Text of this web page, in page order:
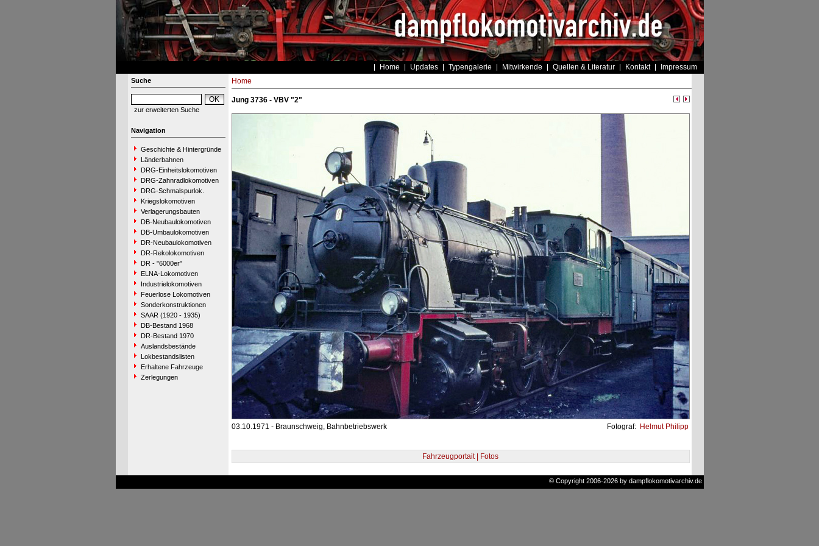
Home Updates Typengalerie Mitwirkende Quellen & Literatur Kontakt Impressum
Suche
zur erweiterten Suche
Navigation
Geschichte & Hintergründe
Länderbahnen
DRG-Einheitslokomotiven
DRG-Zahnradlokomotiven
DRG-Schmalspurlok.
Kriegslokomotiven
Verlagerungsbauten
DB-Neubaulokomotiven
DB-Umbaulokomotiven
DR-Neubaulokomotiven
DR-Rekolokomotiven
DR - "6000er"
ELNA-Lokomotiven
Industrielokomotiven
Feuerlose Lokomotiven
Sonderkonstruktionen
SAAR (1920 - 1935)
DB-Bestand 1968
DR-Bestand 1970
Auslandsbestände
Lokbestandslisten
Erhaltene Fahrzeuge
Zerlegungen
Home
Jung 3736 - VBV "2"
03.10.1971 - Braunschweig, Bahnbetriebswerk Fotograf: Helmut Philipp
Fahrzeugportait | Fotos
© Copyright 2006-2026 by dampflokomotivarchiv.de